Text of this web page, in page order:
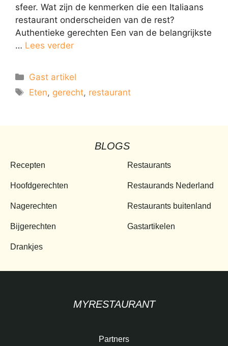
sfeer. Wat zijn de kenmerken die een Italiaans
restaurant onderscheiden van de rest?
Authentieke gerechten Een van de belangrijkste
… Lees verder
Gast artikel
Eten, gerecht, restaurant
BLOGS
Recepten
Hoofdgerechten
Nagerechten
Bijgerechten
Drankjes
Restaurants
Restaurands Nederland
Restaurants buitenland
Gastartikelen
MYRESTAURANT
Partners